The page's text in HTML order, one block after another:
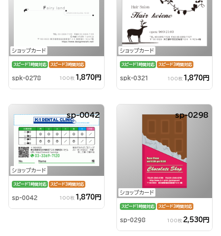
ショップカード
スピード1時間対応 スピード3時間対応
spk-0278 100枚 1,870円
ショップカード
スピード1時間対応 スピード3時間対応
spk-0321 100枚 1,870円
ショップカード
sp-0042
スピード1時間対応 スピード3時間対応
sp-0042 100枚 1,870円
ショップカード
sp-0298
スピード1時間対応 スピード3時間対応
sp-0298 100枚 2,530円